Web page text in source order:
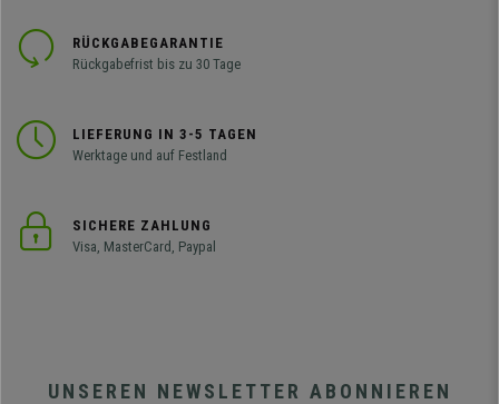
RÜCKGABEGARANTIE
Rückgabefrist bis zu 30 Tage
LIEFERUNG IN 3-5 TAGEN
Werktage und auf Festland
SICHERE ZAHLUNG
Visa, MasterCard, Paypal
UNSEREN NEWSLETTER ABONNIEREN